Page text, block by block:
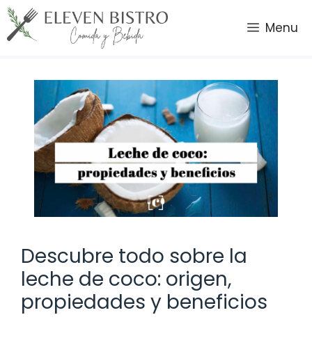
Saltar
al
contenido
Menu
Descubre todo sobre la
leche de coco: origen,
propiedades y beneficios